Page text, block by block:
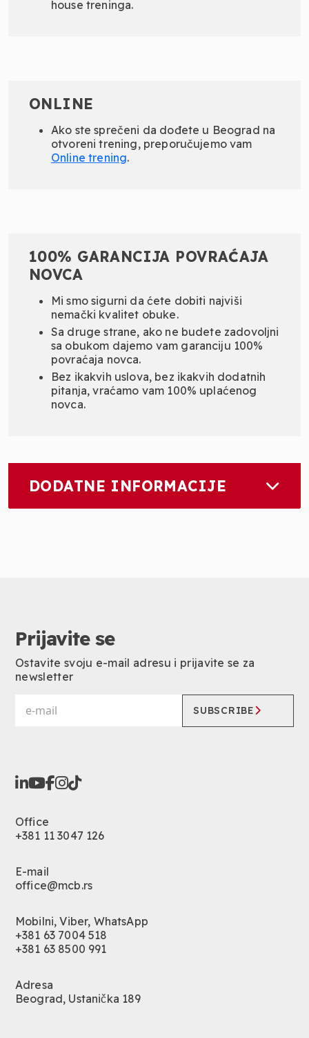
house treninga.
ONLINE
Ako ste sprečeni da dođete u Beograd na
otvoreni trening, preporučujemo vam
Online trening.
100% GARANCIJA POVRAĆAJA
NOVCA
Mi smo sigurni da ćete dobiti najviši
nemački kvalitet obuke.
Sa druge strane, ako ne budete zadovoljni
sa obukom dajemo vam garanciju 100%
povraćaja novca.
Bez ikakvih uslova, bez ikakvih dodatnih
pitanja, vraćamo vam 100% uplaćenog
novca.
DODATNE INFORMACIJE
Prijavite se
Ostavite svoju e-mail adresu i prijavite se za
newsletter
SUBSCRIBE
Office
+381 11 3047 126
E-mail
office@mcb.rs
Mobilni, Viber, WhatsApp
+381 63 7004 518
+381 63 8500 991
Adresa
Beograd, Ustanička 189